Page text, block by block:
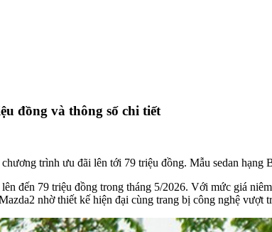
đồng và thông số chi tiết
trình ưu đãi lên tới 79 triệu đồng. Mẫu sedan hạng
đến 79 triệu đồng trong tháng 5/2026. Với mức giá
nhờ thiết kế hiện đại cùng trang bị công nghệ vượt